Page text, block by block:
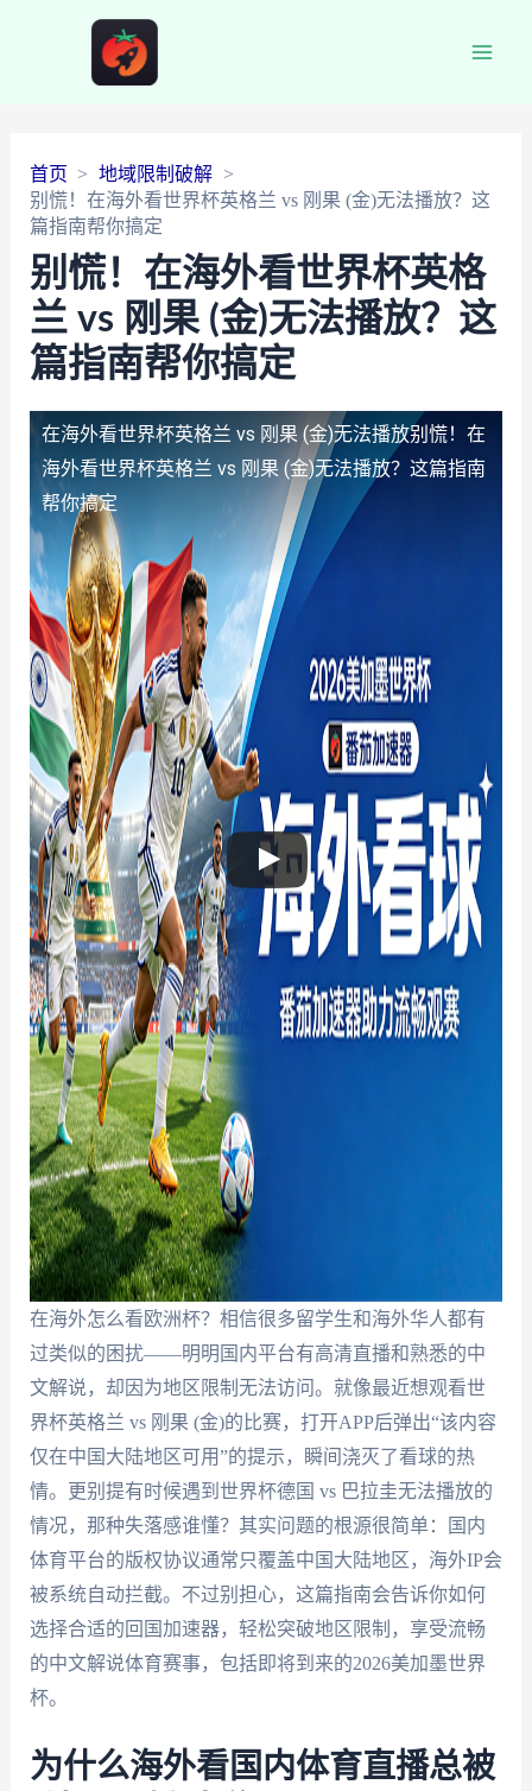
首页
地域限制破解
别慌！在海外看世界杯英格兰 vs 刚果 (金)无法播放？这
篇指南帮你搞定
别慌！在海外看世界杯英格
兰 vs 刚果 (金)无法播放？这
篇指南帮你搞定
在海外看世界杯英格兰 vs 刚果 (金)无法播放别慌！在
海外看世界杯英格兰 vs 刚果 (金)无法播放？这篇指南
帮你搞定
在海外怎么看欧洲杯？相信很多留学生和海外华人都有
过类似的困扰——明明国内平台有高清直播和熟悉的中
文解说，却因为地区限制无法访问。就像最近想观看世
界杯英格兰 vs 刚果 (金)的比赛，打开APP后弹出“该内容
仅在中国大陆地区可用”的提示，瞬间浇灭了看球的热
情。更别提有时候遇到世界杯德国 vs 巴拉圭无法播放的
情况，那种失落感谁懂？其实问题的根源很简单：国内
体育平台的版权协议通常只覆盖中国大陆地区，海外IP会
被系统自动拦截。不过别担心，这篇指南会告诉你如何
选择合适的回国加速器，轻松突破地区限制，享受流畅
的中文解说体育赛事，包括即将到来的2026美加墨世界
杯。
为什么海外看国内体育直播总被